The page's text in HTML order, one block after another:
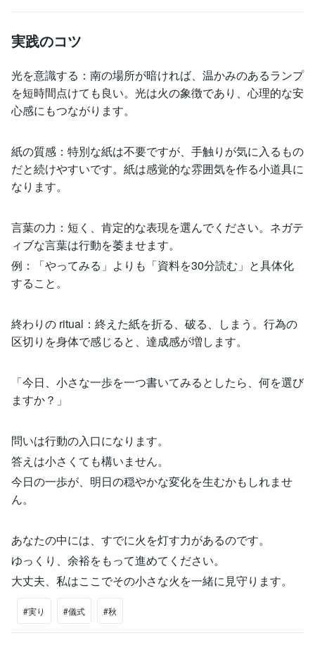
実践のコツ
光を意識する：南の場所が暗ければ、温かみのあるランプ
を短時間点けても良い。光は火の象徴であり、心理的な安
心感にもつながります。
紙の質感：特別な紙は不要ですが、手触りが気に入るもの
だと続けやすいです。紙は感覚的な雰囲気を作る小道具に
なります。
言葉の力：短く、肯定的な表現を選んでください。ネガテ
ィブな言葉は行動を萎ませます。
例：「やってみる」よりも「資料を30分読む」と具体化
すること。
終わりの ritual：終えた紙を折る、破る、しまう。行為の
区切りを身体で感じると、達成感が増します。
「今日、小さな一歩を一つ書いてみるとしたら、何を選び
ますか？」
問いは行動の入口になります。
答えは小さくても構いません。
今日の一歩が、明日の穏やかな変化を生むかもしれませ
ん。
あなたの中には、すでに火を灯す力があるのです。
ゆっくり、余裕をもって進めてください。
大丈夫、私はここでその小さな火を一緒に見守ります。
#実り #儀式 #秋